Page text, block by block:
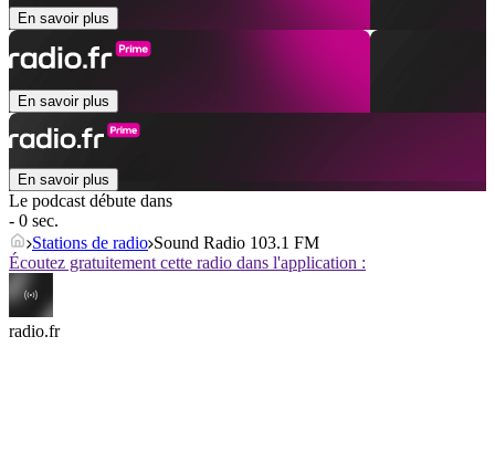
En savoir plus
En savoir plus
En savoir plus
Le podcast débute dans
- 0 sec.
Stations de radio Sound Radio 103.1 FM
Écoutez gratuitement cette radio dans l'application :
radio.fr